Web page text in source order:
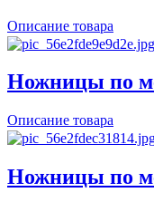
Описание товара
Ножницы по
Описание товара
Ножницы по